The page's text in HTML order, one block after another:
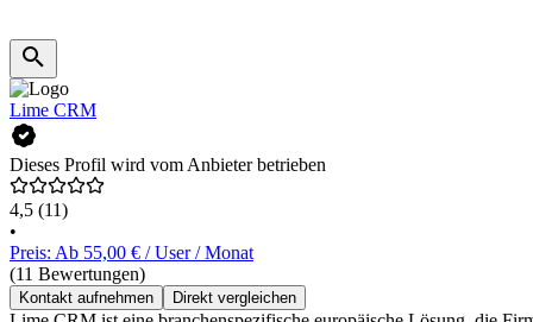
Lime CRM
Dieses Profil wird vom Anbieter betrieben
4,5 (11)
•
Preis: Ab 55,00 € / User / Monat
(11 Bewertungen)
Kontakt aufnehmen Direkt vergleichen